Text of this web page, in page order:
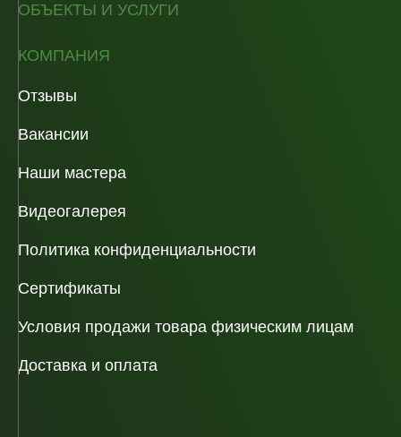
ОБЪЕКТЫ И УСЛУГИ
КОМПАНИЯ
Отзывы
Вакансии
Наши мастера
Видеогалерея
Политика конфиденциальности
Сертификаты
Условия продажи товара физическим лицам
Доставка и оплата